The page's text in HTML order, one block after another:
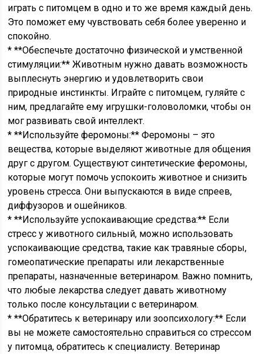
играть с питомцем в одно и то же время каждый день.
Это поможет ему чувствовать себя более уверенно и
спокойно.
* **Обеспечьте достаточно физической и умственной
стимуляции:** Животным нужно давать возможность
выплеснуть энергию и удовлетворить свои
природные инстинкты. Играйте с питомцем, гуляйте с
ним, предлагайте ему игрушки-головоломки, чтобы он
мог развивать свой интеллект.
* **Используйте феромоны:** Феромоны – это
вещества, которые выделяют животные для общения
друг с другом. Существуют синтетические феромоны,
которые могут помочь успокоить животное и снизить
уровень стресса. Они выпускаются в виде спреев,
диффузоров и ошейников.
* **Используйте успокаивающие средства:** Если
стресс у животного сильный, можно использовать
успокаивающие средства, такие как травяные сборы,
гомеопатические препараты или лекарственные
препараты, назначенные ветеринаром. Важно помнить,
что любые лекарства следует давать животному
только после консультации с ветеринаром.
* **Обратитесь к ветеринару или зоопсихологу:** Если
вы не можете самостоятельно справиться со стрессом
у питомца, обратитесь к специалисту. Ветеринар